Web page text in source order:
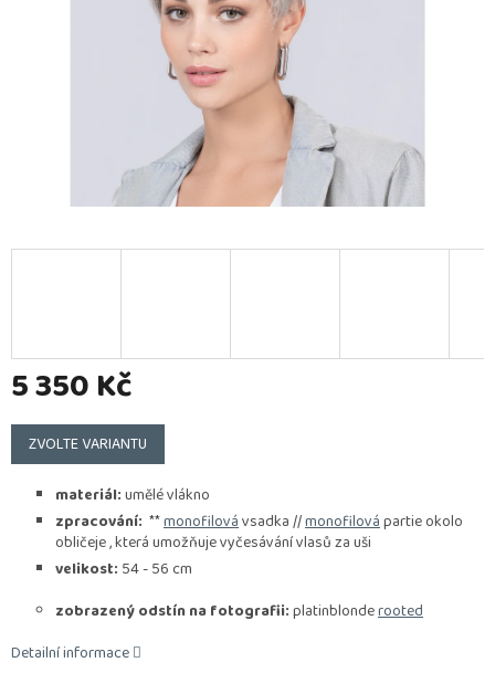
5 350 Kč
Měrná
cena:
ZVOLTE VARIANTU
materiál:umělé vlákno
zpracování: **monofilovávsadka //monofilovápartie okolo
obličeje , která umožňuje vyčesávání vlasů za uši
velikost: 54 - 56 cm
zobrazený odstín na fotografii:platinblonderooted
Detailní informace